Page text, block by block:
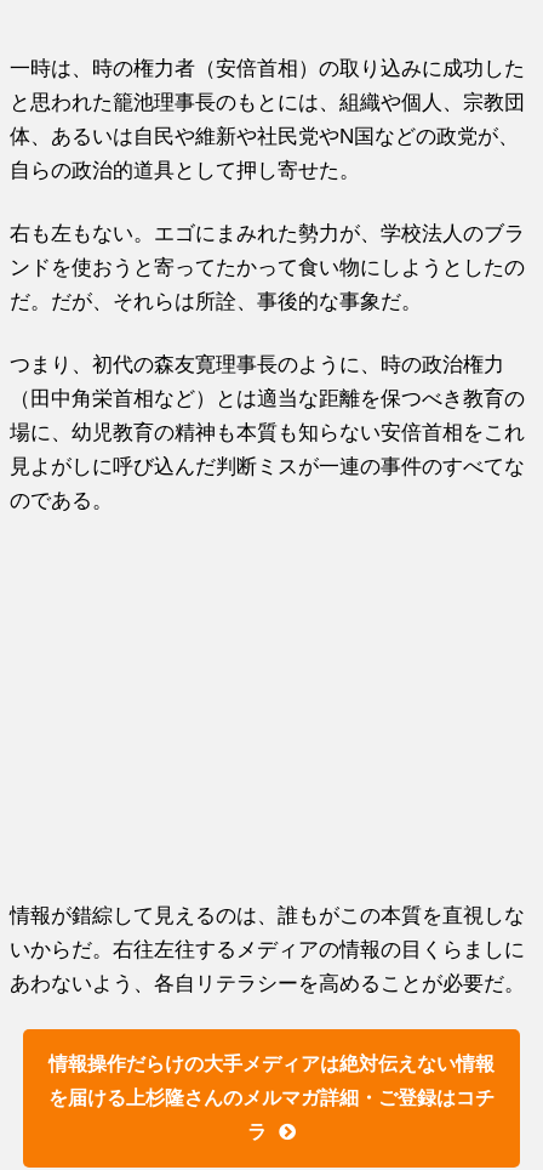
一時は、時の権力者（安倍首相）の取り込みに成功した
と思われた籠池理事長のもとには、組織や個人、宗教団
体、あるいは自民や維新や社民党やN国などの政党が、
自らの政治的道具として押し寄せた。
右も左もない。エゴにまみれた勢力が、学校法人のブラ
ンドを使おうと寄ってたかって食い物にしようとしたの
だ。だが、それらは所詮、事後的な事象だ。
つまり、初代の森友寛理事長のように、時の政治権力
（田中角栄首相など）とは適当な距離を保つべき教育の
場に、幼児教育の精神も本質も知らない安倍首相をこれ
見よがしに呼び込んだ判断ミスが一連の事件のすべてな
のである。
情報が錯綜して見えるのは、誰もがこの本質を直視しな
いからだ。右往左往するメディアの情報の目くらましに
あわないよう、各自リテラシーを高めることが必要だ。
情報操作だらけの大手メディアは絶対伝えない情報
を届ける上杉隆さんのメルマガ詳細・ご登録はコチ
ラ